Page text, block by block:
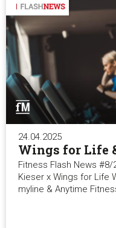
24.04.2025
Wings for Life
Fitness Flash News #8/
Kieser x Wings for Life
myline & Anytime